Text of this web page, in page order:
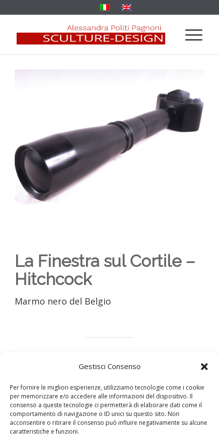
Gestisci Consenso
Per fornire le migliori esperienze, utilizziamo tecnologie come i cookie
per memorizzare e/o accedere alle informazioni del dispositivo. Il
consenso a queste tecnologie ci permetterà di elaborare dati come il
comportamento di navigazione o ID unici su questo sito. Non
acconsentire o ritirare il consenso può influire negativamente su alcune
caratteristiche e funzioni.
La Finestra sul Cortile –
Hitchcock
Marmo nero del Belgio
Legno Design
Condividi questo articolo